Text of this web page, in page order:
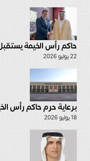
حاكم رأس الخيمة
22 يوليو 2026
برعاية حرم حاكم رأس
18 يوليو 2026